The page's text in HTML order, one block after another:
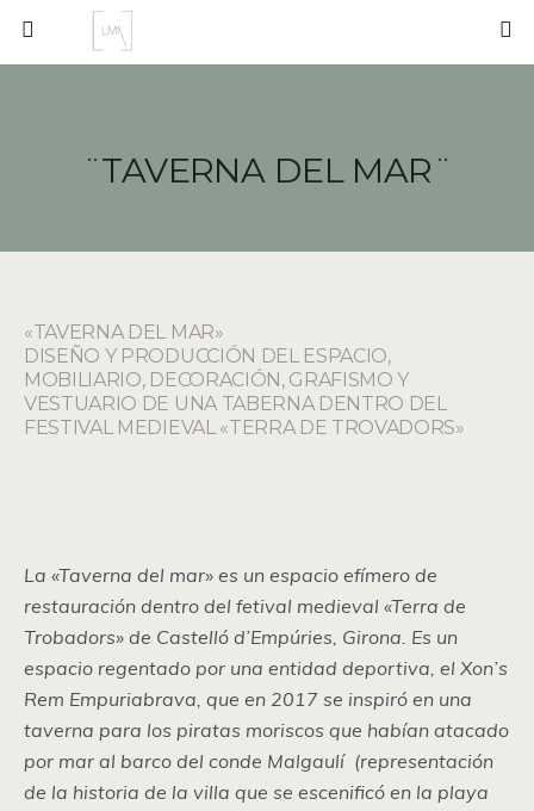
¨TAVERNA DEL MAR¨
«TAVERNA DEL MAR»
DISEÑO Y PRODUCCIÓN DEL ESPACIO,
MOBILIARIO, DECORACIÓN, GRAFISMO Y
VESTUARIO DE UNA TABERNA DENTRO DEL
FESTIVAL MEDIEVAL «TERRA DE TROVADORS»
La «Taverna del mar» es un espacio efímero de
restauración dentro del fetival medieval «Terra de
Trobadors» de Castelló d’Empúries, Girona. Es un
espacio regentado por una entidad deportiva, el Xon’s
Rem Empuriabrava, que en 2017 se inspiró en una
taverna para los piratas moriscos que habían atacado
por mar al barco del conde Malgaulí (representación
de la historia de la villa que se escenificó en la playa